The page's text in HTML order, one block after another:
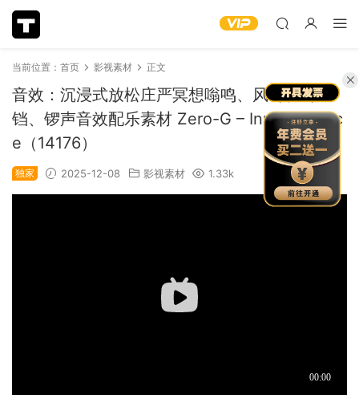
当前位置： 首页 影视素材 正文
音效：沉浸式放松庄严冥想嗡鸣、风铃、铃
铛、锣声音效配乐素材 Zero-G – Inner Balanc
e（14176）
独家 2025-12-08 影视素材 1.33k